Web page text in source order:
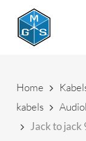
content
Home
kabels
Jack to jack